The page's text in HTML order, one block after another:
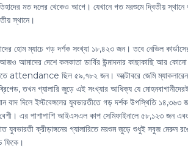
মত দলের থেকেও আগে। যেখানে গত মরশুমে দ্বিতীয় স্থানে
স্থানে।
হোম ম্যাচে গড় দর্শক সংখ্যা ১৮,৪২৩ জন। তবে নেভিল
আমাদের দেশে কলকাতা ডার্বির উন্মাদনার কাছাকাছি আর
attendance ছিল ৫৯,৭৮২ জন। অক্টোবরে জেমি ম্যাকলারেন
তখন গ্যালারি জুড়ে এই সংখ্যার আধিক্য যে
দিলে ইস্টবেঙ্গলের যুবভারতীতে গড় দর্শক উপস্থিতি ১৪,৩৬৩
এর পাশাপাশি আইএসএল কাপ সেমিফাইনালে ৫৮,১২৩ জন এবং
যুবভারতী ক্রীড়াঙ্গনের গ্যালারিতে মরশুম জুড়ে শুধুই সবুজ মেরুন
ফিকে।